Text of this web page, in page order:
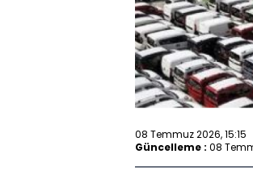
08 Temmuz 2026, 15:15
Güncelleme : 08